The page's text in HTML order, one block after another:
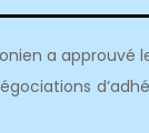
a approuvé